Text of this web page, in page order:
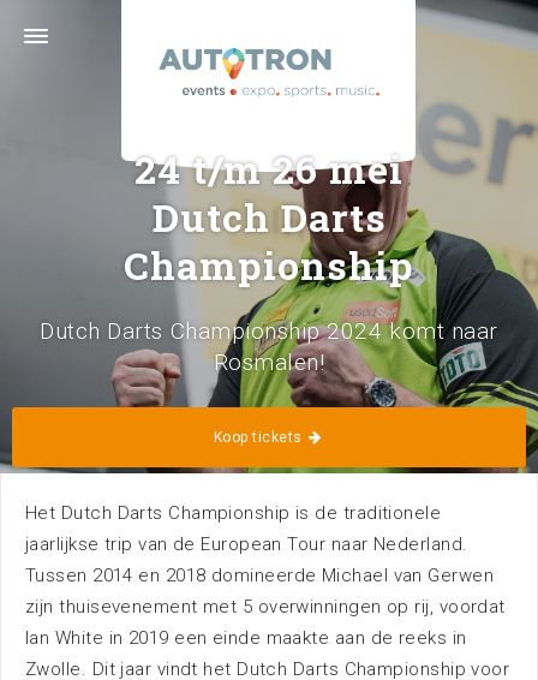
Graafsebaan 133 · 5248 NL Rosmalen ('s-
Hertogenbosch) · 073 629 39 11 ·info@autotron.nl
Home Kalender
Nieuws
24 t/m 26 mei
Dutch Darts
Championship
Dutch Darts Championship 2024 komt naar
Rosmalen!
Koop tickets
Het Dutch Darts Championship is de traditionele
jaarlijkse trip van de European Tour naar Nederland.
Tussen 2014 en 2018 domineerde Michael van Gerwen
zijn thuisevenement met 5 overwinningen op rij, voordat
Ian White in 2019 een einde maakte aan de reeks in
Zwolle. Dit jaar vindt het Dutch Darts Championship voor